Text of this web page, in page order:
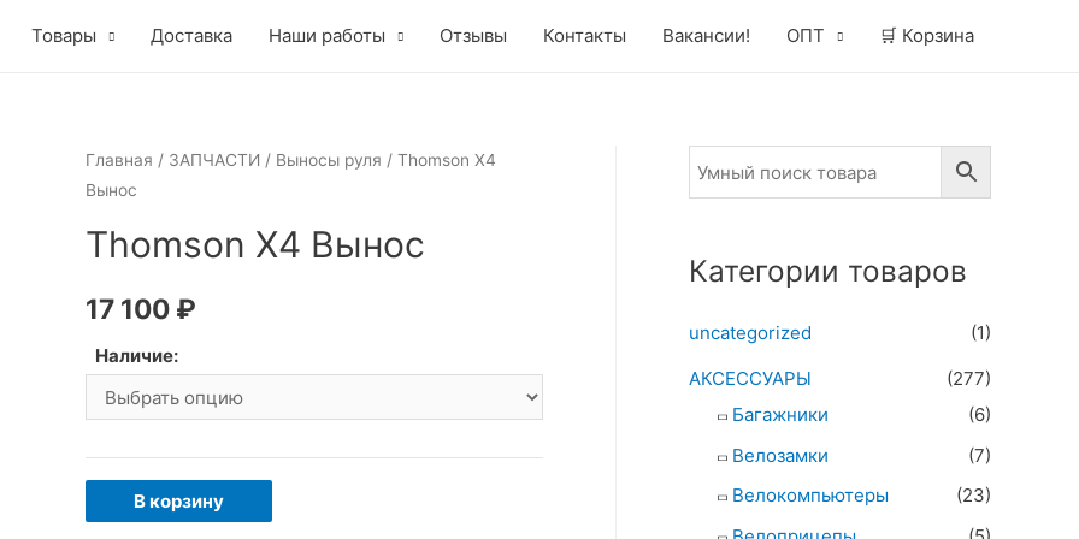
Товары Доставка Наши работы Отзывы Контакты Вакансии! ОПТ 🛒 Корзина
Главная / ЗАПЧАСТИ / Выносы руля / Thomson X4
Вынос
Thomson X4 Вынос
17 100 ₽
Наличие:
Количество
товара
В корзину
Категории товаров
uncategorized
(1)
АКСЕССУАРЫ
(277)
Багажники
(6)
Велозамки
(7)
Велокомпьютеры
(23)